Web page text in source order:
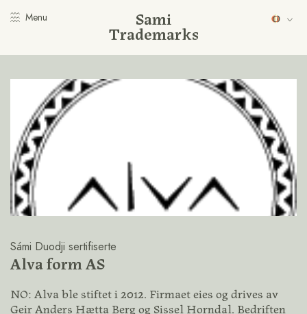
Menu Sami
Trademarks
Sámi Duodji sertifiserte
Alva form AS
NO: Alva ble stiftet i 2012. Firmaet eies og drives av
Geir Anders Hætta Berg og Sissel Horndal. Bedriften